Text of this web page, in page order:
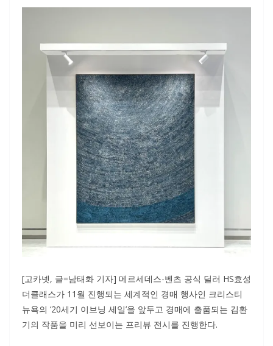
[고카넷, 글=남태화 기자] 메르세데스-벤츠 공식 딜러 HS효성
더클래스가 11월 진행되는 세계적인 경매 행사인 크리스티
뉴욕의 ‘20세기 이브닝 세일’을 앞두고 경매에 출품되는 김환
기의 작품을 미리 선보이는 프리뷰 전시를 진행한다.